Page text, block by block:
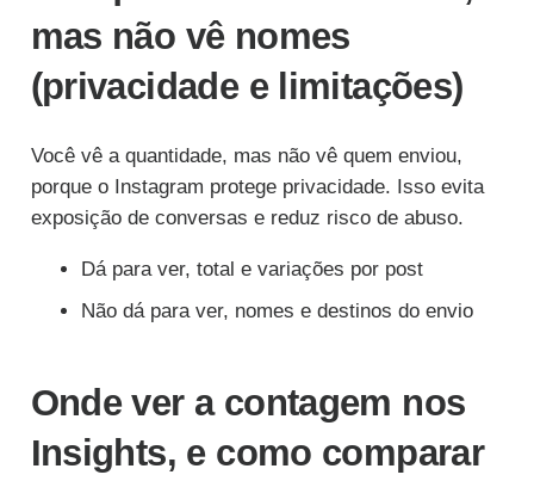
mas não vê nomes
(privacidade e limitações)
Você vê a quantidade, mas não vê quem enviou,
porque o Instagram protege privacidade. Isso evita
exposição de conversas e reduz risco de abuso.
Dá para ver, total e variações por post
Não dá para ver, nomes e destinos do envio
Onde ver a contagem nos
Insights, e como comparar